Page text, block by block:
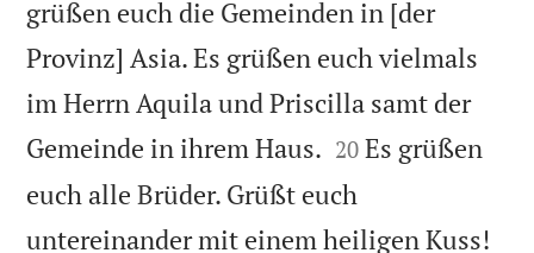
grüßen euch die Gemeinden in [der
Provinz] Asia. Es grüßen euch vielmals
im Herrn Aquila und Priscilla samt der
Gemeinde in ihrem Haus. 

20 Es grüßen
euch alle Brüder. Grüßt euch
untereinander mit einem heiligen Kuss!